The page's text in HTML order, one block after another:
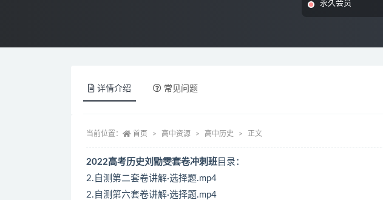
永久会员
详情介绍 常见问题
当前位置： 首页 高中资源 高中历史 正文
2022高考历史刘勖雯套卷冲刺班 目录：
2.自测第二套卷讲解·选择题.mp4
2.自测第六套卷讲解·选择题.mp4